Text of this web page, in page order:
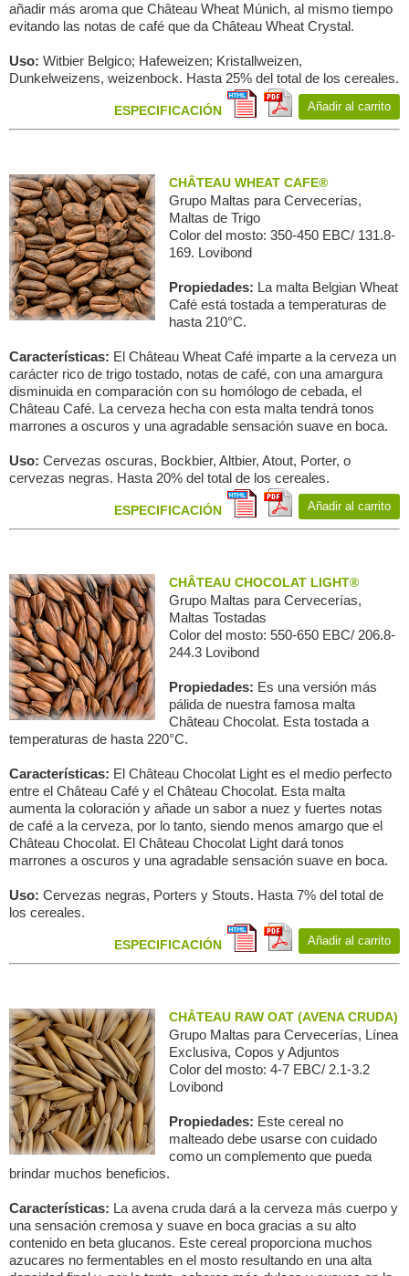
añadir más aroma que Château Wheat Múnich, al mismo tiempo
evitando las notas de café que da Château Wheat Crystal.
Uso: Witbier Belgico; Hafeweizen; Kristallweizen,
Dunkelweizens, weizenbock. Hasta 25% del total de los cereales.
ESPECIFICACIÓN Añadir al carrito
CHÂTEAU WHEAT CAFE®
Grupo Maltas para Сervecerías,
Maltas de Trigo
Color del mosto: 350-450 EBC/ 131.8-
169. Lovibond
Propiedades: La malta Belgian Wheat
Café está tostada a temperaturas de
hasta 210°C.
Características: El Château Wheat Café imparte a la cerveza un
carácter rico de trigo tostado, notas de café, con una amargura
disminuida en comparación con su homólogo de cebada, el
Château Café. La cerveza hecha con esta malta tendrá tonos
marrones a oscuros y una agradable sensación suave en boca.
Uso: Cervezas oscuras, Bockbier, Altbier, Atout, Porter, o
cervezas negras. Hasta 20% del total de los cereales.
ESPECIFICACIÓN Añadir al carrito
CHÂTEAU CHOCOLAT LIGHT®
Grupo Maltas para Сervecerías,
Maltas Tostadas
Color del mosto: 550-650 EBC/ 206.8-
244.3 Lovibond
Propiedades: Es una versión más
pálida de nuestra famosa malta
Château Chocolat. Esta tostada a
temperaturas de hasta 220°C.
Características: El Château Chocolat Light es el medio perfecto
entre el Château Café y el Château Chocolat. Esta malta
aumenta la coloración y añade un sabor a nuez y fuertes notas
de café a la cerveza, por lo tanto, siendo menos amargo que el
Château Chocolat. El Château Chocolat Light dará tonos
marrones a oscuros y una agradable sensación suave en boca.
Uso: Cervezas negras, Porters y Stouts. Hasta 7% del total de
los cereales.
ESPECIFICACIÓN Añadir al carrito
CHÂTEAU RAW OAT (AVENA CRUDA)
Grupo Maltas para Сervecerías, Línea
Exclusiva, Copos y Adjuntos
Color del mosto: 4-7 EBC/ 2.1-3.2
Lovibond
Propiedades: Este cereal no
malteado debe usarse con cuidado
como un complemento que pueda
brindar muchos beneficios.
Características: La avena cruda dará a la cerveza más cuerpo y
una sensación cremosa y suave en boca gracias a su alto
contenido en beta glucanos. Este cereal proporciona muchos
azucares no fermentables en el mosto resultando en una alta